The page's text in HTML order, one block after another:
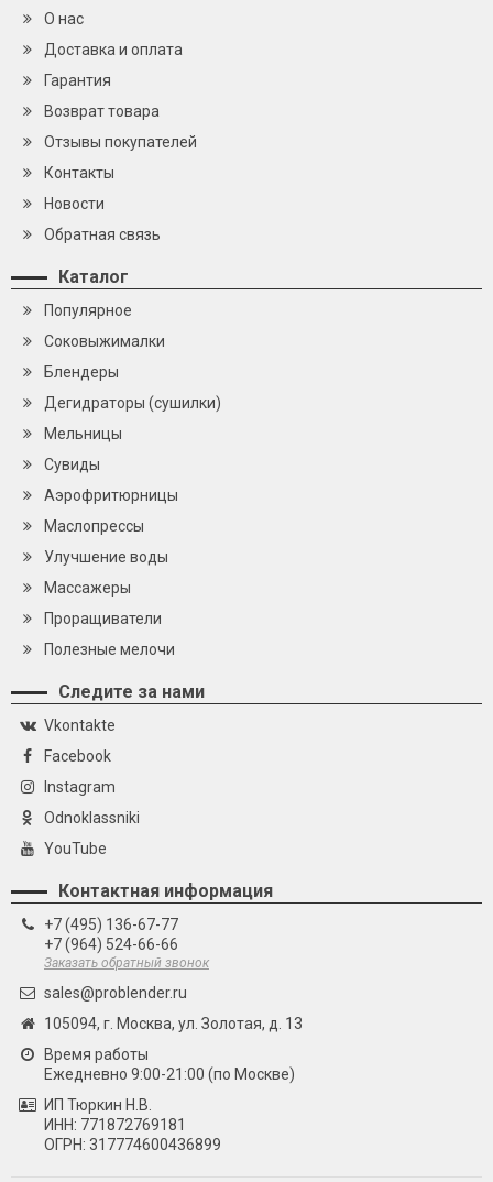
О нас
Доставка и оплата
Гарантия
Возврат товара
Отзывы покупателей
Контакты
Новости
Обратная связь
Каталог
Популярное
Cоковыжималки
Блендеры
Дегидраторы (сушилки)
Мельницы
Сувиды
Аэрофритюрницы
Маслопрессы
Улучшение воды
Массажеры
Проращиватели
Полезные мелочи
Следите за нами
Vkontakte
Facebook
Instagram
Odnoklassniki
YouTube
Контактная информация
+7 (495) 136-67-77
+7 (964) 524-66-66
Заказать обратный звонок
sales@problender.ru
105094, г. Москва, ул. Золотая, д. 13
Время работы
Ежедневно 9:00-21:00 (по Москве)
ИП Тюркин Н.В.
ИНН: 771872769181
ОГРН: 317774600436899